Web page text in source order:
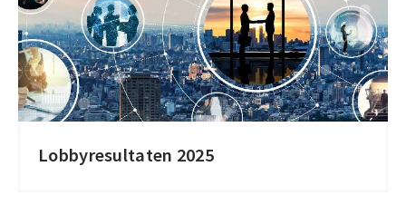
Lobbyresultaten 2025